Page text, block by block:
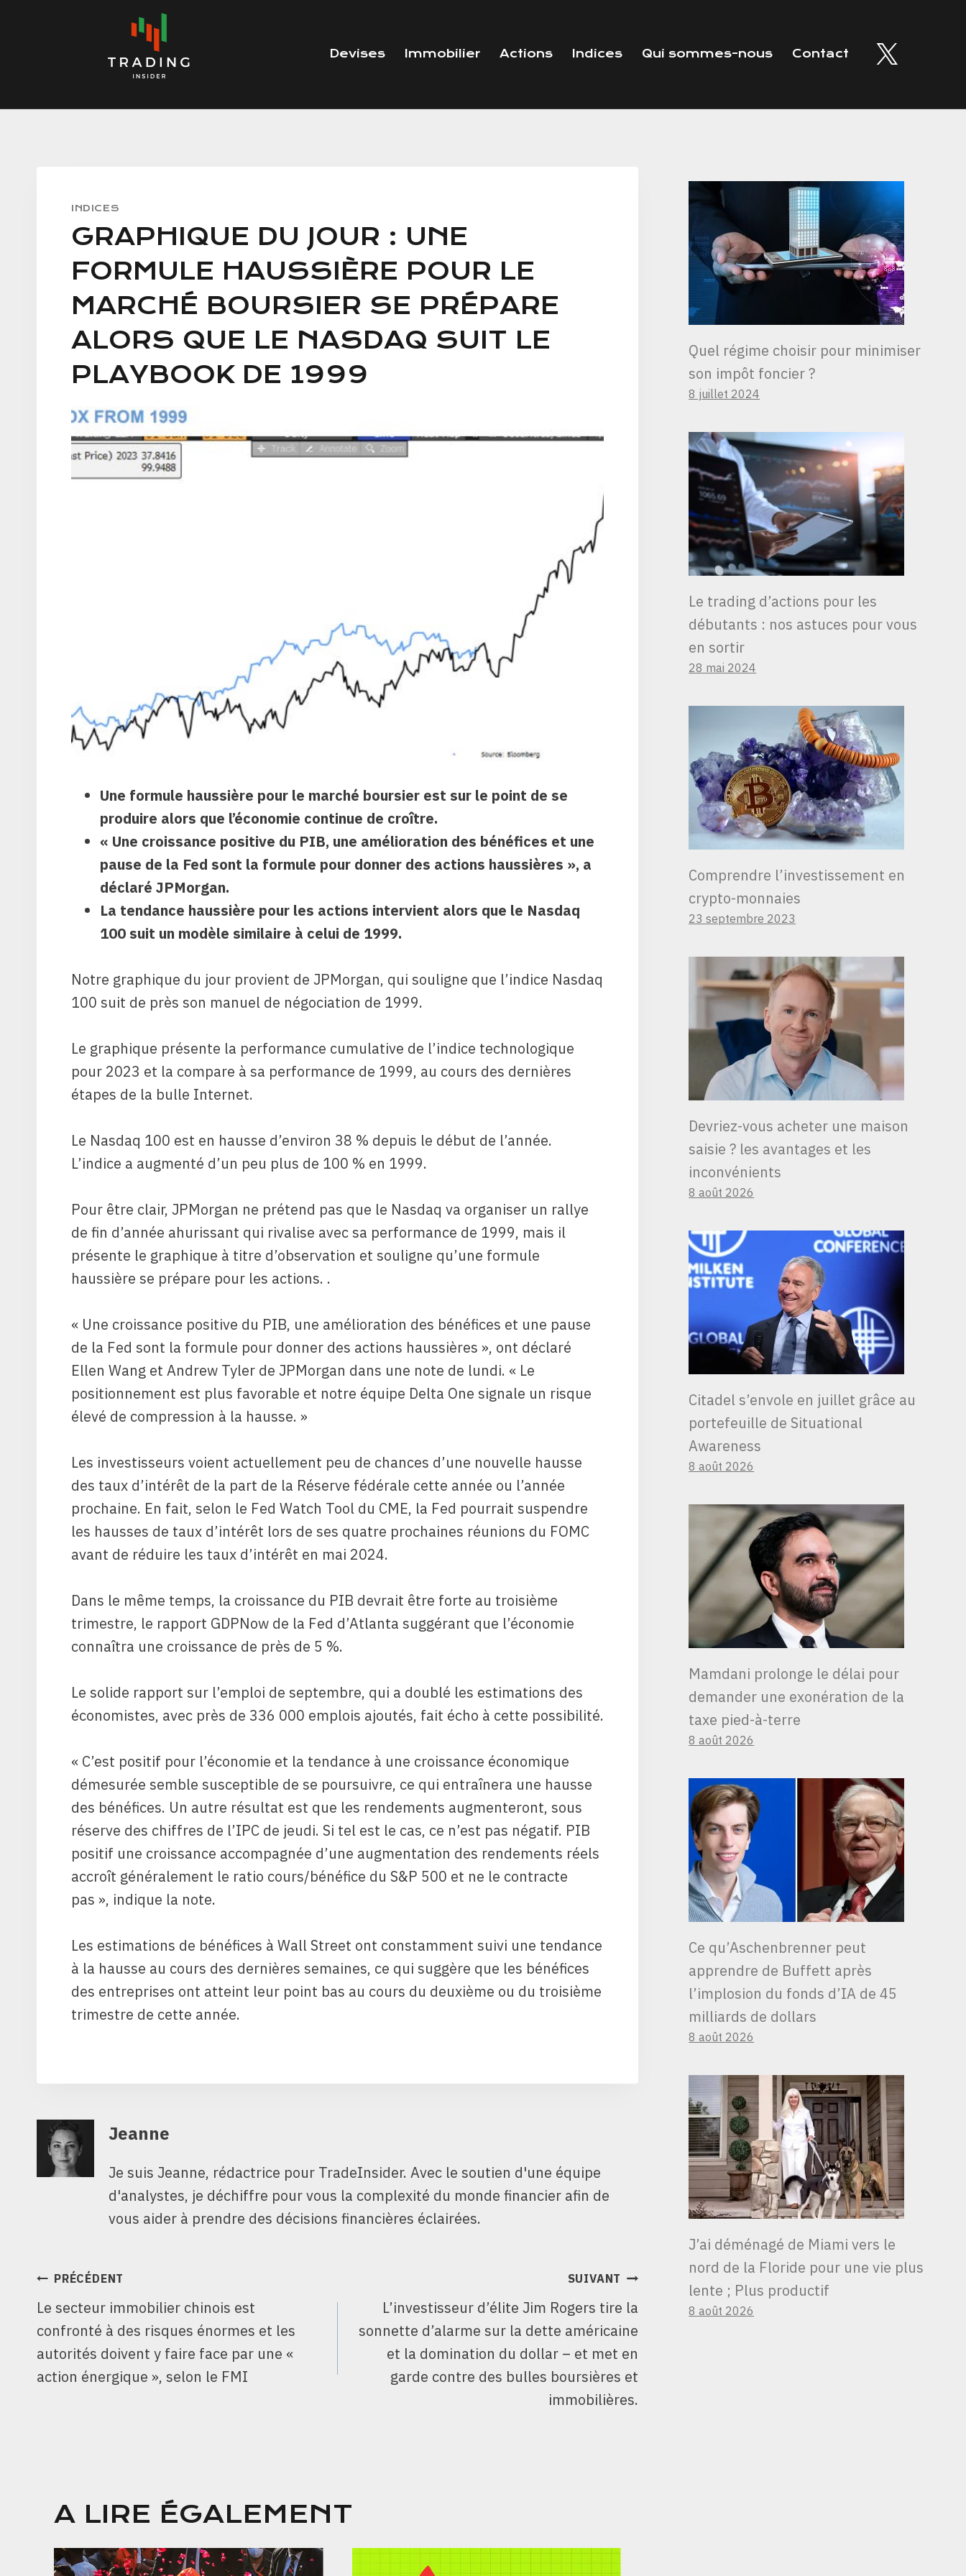
Devises Immobilier Actions Indices Qui sommes-nous Contact
INDICES
GRAPHIQUE DU JOUR : UNE
FORMULE HAUSSIÈRE POUR LE
MARCHÉ BOURSIER SE PRÉPARE
ALORS QUE LE NASDAQ SUIT LE
PLAYBOOK DE 1999
Une formule haussière pour le marché boursier est sur le point de se
produire alors que l’économie continue de croître.
« Une croissance positive du PIB, une amélioration des bénéfices et une
pause de la Fed sont la formule pour donner des actions haussières », a
déclaré JPMorgan.
La tendance haussière pour les actions intervient alors que le Nasdaq
100 suit un modèle similaire à celui de 1999.
Notre graphique du jour provient de JPMorgan, qui souligne que l’indice Nasdaq
100 suit de près son manuel de négociation de 1999.
Le graphique présente la performance cumulative de l’indice technologique
pour 2023 et la compare à sa performance de 1999, au cours des dernières
étapes de la bulle Internet.
Le Nasdaq 100 est en hausse d’environ 38 % depuis le début de l’année.
L’indice a augmenté d’un peu plus de 100 % en 1999.
Pour être clair, JPMorgan ne prétend pas que le Nasdaq va organiser un rallye
de fin d’année ahurissant qui rivalise avec sa performance de 1999, mais il
présente le graphique à titre d’observation et souligne qu’une formule
haussière se prépare pour les actions. .
« Une croissance positive du PIB, une amélioration des bénéfices et une pause
de la Fed sont la formule pour donner des actions haussières », ont déclaré
Ellen Wang et Andrew Tyler de JPMorgan dans une note de lundi. « Le
positionnement est plus favorable et notre équipe Delta One signale un risque
élevé de compression à la hausse. »
Les investisseurs voient actuellement peu de chances d’une nouvelle hausse
des taux d’intérêt de la part de la Réserve fédérale cette année ou l’année
prochaine. En fait, selon le Fed Watch Tool du CME, la Fed pourrait suspendre
les hausses de taux d’intérêt lors de ses quatre prochaines réunions du FOMC
avant de réduire les taux d’intérêt en mai 2024.
Dans le même temps, la croissance du PIB devrait être forte au troisième
trimestre, le rapport GDPNow de la Fed d’Atlanta suggérant que l’économie
connaîtra une croissance de près de 5 %.
Le solide rapport sur l’emploi de septembre, qui a doublé les estimations des
économistes, avec près de 336 000 emplois ajoutés, fait écho à cette possibilité.
« C’est positif pour l’économie et la tendance à une croissance économique
démesurée semble susceptible de se poursuivre, ce qui entraînera une hausse
des bénéfices. Un autre résultat est que les rendements augmenteront, sous
réserve des chiffres de l’IPC de jeudi. Si tel est le cas, ce n’est pas négatif. PIB
positif une croissance accompagnée d’une augmentation des rendements réels
accroît généralement le ratio cours/bénéfice du S&P 500 et ne le contracte
pas », indique la note.
Les estimations de bénéfices à Wall Street ont constamment suivi une tendance
à la hausse au cours des dernières semaines, ce qui suggère que les bénéfices
des entreprises ont atteint leur point bas au cours du deuxième ou du troisième
trimestre de cette année.
Jeanne
Je suis Jeanne, rédactrice pour TradeInsider. Avec le soutien d'une équipe
d'analystes, je déchiffre pour vous la complexité du monde financier afin de
vous aider à prendre des décisions financières éclairées.
NAVIGATION
DE
L’ARTICLE
PRÉCÉDENT
Le secteur immobilier chinois est
confronté à des risques énormes et les
autorités doivent y faire face par une «
action énergique », selon le FMI
SUIVANT
L’investisseur d’élite Jim Rogers tire la
sonnette d’alarme sur la dette américaine
et la domination du dollar – et met en
garde contre des bulles boursières et
immobilières.
A LIRE ÉGALEMENT
Quel régime choisir pour minimiser
son impôt foncier ?
8 juillet 2024
Le trading d’actions pour les
débutants : nos astuces pour vous
en sortir
28 mai 2024
Comprendre l’investissement en
crypto-monnaies
23 septembre 2023
Devriez-vous acheter une maison
saisie ? les avantages et les
inconvénients
8 août 2026
Citadel s’envole en juillet grâce au
portefeuille de Situational
Awareness
8 août 2026
Mamdani prolonge le délai pour
demander une exonération de la
taxe pied-à-terre
8 août 2026
Ce qu’Aschenbrenner peut
apprendre de Buffett après
l’implosion du fonds d’IA de 45
milliards de dollars
8 août 2026
J’ai déménagé de Miami vers le
nord de la Floride pour une vie plus
lente ; Plus productif
8 août 2026